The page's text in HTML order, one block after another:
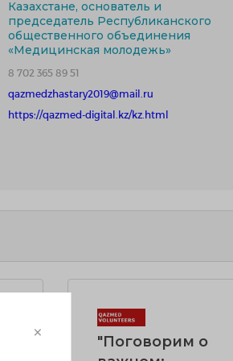
Казахстане, основатель и
председатель Республиканского
общественного объединения
«Медицинская молодежь»
8 702 365 89 51
qazmedzhastary2019@mail.ru
https://qazmed-digital.kz/kz.html
"Поговорим о
×